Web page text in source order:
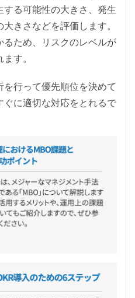
る可能性の大きさ、発生
きさなどを評価します。
ため、リスクのレベルが
す。
行って優先順位を決めて
に適切な対応をとれるで